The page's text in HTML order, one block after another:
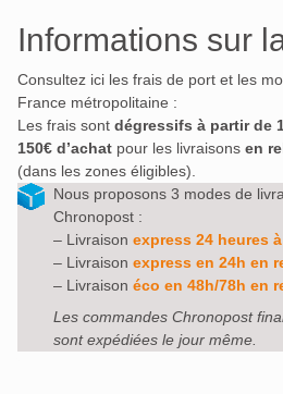
Informations sur
Consultez ici les frais de port et les
France métropolitaine :
Les frais sont dégressifs à partir de
150€ d’achat pour les livraisons en
(dans les zones éligibles).
Nous proposons 3 modes de
Chronopost :
– Livraison express 24 heures
– Livraison express en 24h en
– Livraison éco en 48h/78h en
Les commandes Chronopost
sont expédiées le jour même.